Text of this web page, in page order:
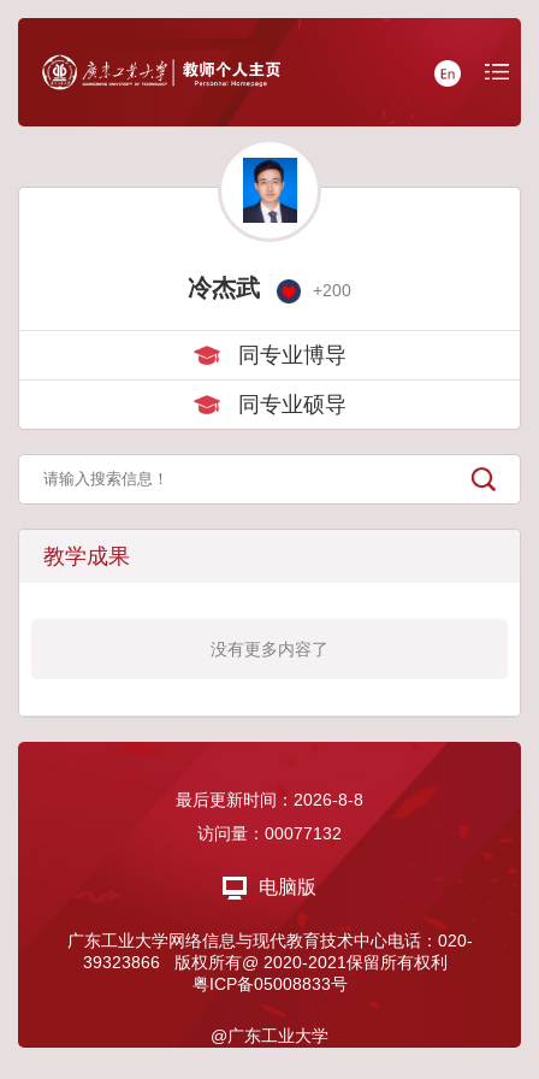
冷杰武 +200
同专业博导
同专业硕导
教学成果
没有更多内容了
最后更新时间： 2026-8-8
访问量： 00077132
电脑版
广东工业大学网络信息与现代教育技术中心电话：020-
39323866 版权所有@ 2020-2021保留所有权利
粤ICP备05008833号
@广东工业大学